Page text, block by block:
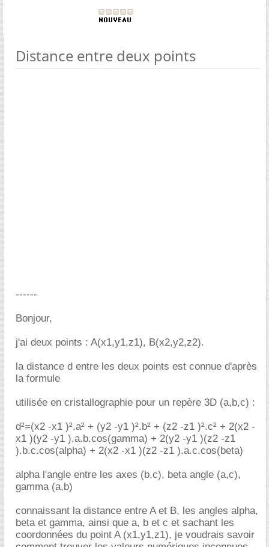
Distance entre deux points
------
Bonjour,
j'ai deux points : A(x1,y1,z1), B(x2,y2,z2).
la distance d entre les deux points est connue d'après
la formule
utilisée en cristallographie pour un repère 3D (a,b,c) :
d²=(x2 -x1 )².a² + (y2 -y1 )².b² + (z2 -z1 )².c² + 2(x2 -
x1 )(y2 -y1 ).a.b.cos(gamma) + 2(y2 -y1 )(z2 -z1
).b.c.cos(alpha) + 2(x2 -x1 )(z2 -z1 ).a.c.cos(beta)
alpha l'angle entre les axes (b,c), beta angle (a,c),
gamma (a,b)
connaissant la distance entre A et B, les angles alpha,
beta et gamma, ainsi que a, b et c et sachant les
coordonnées du point A (x1,y1,z1), je voudrais savoir